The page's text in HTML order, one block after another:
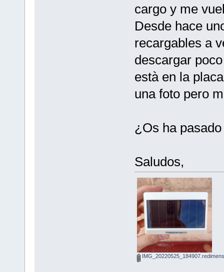
cargo y me
Desde hace
recargables a
descargar
està en la
una foto pero
¿Os ha
Saludos,